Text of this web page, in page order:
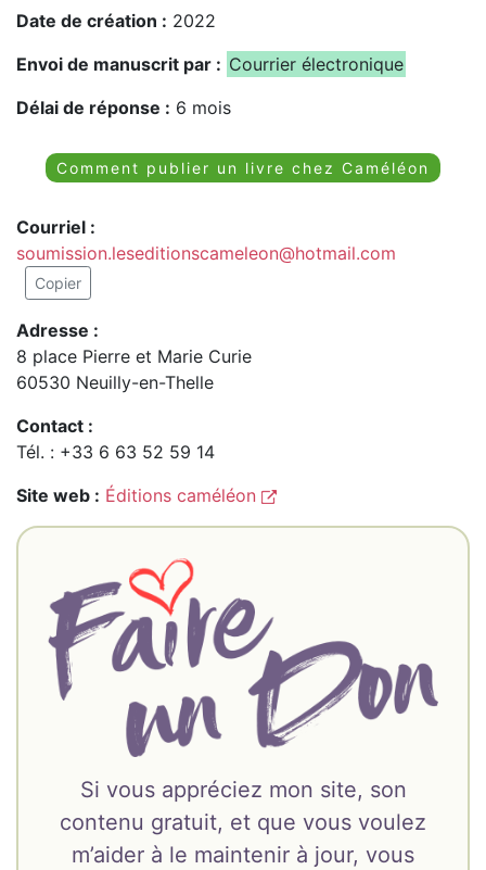
Date de création : 2022
Envoi de manuscrit par : Courrier électronique
Délai de réponse : 6 mois
Comment publier un livre chez Caméléon
Courriel :
soumission.leseditionscameleon@hotmail.com
Copier
Adresse :
8 place Pierre et Marie Curie
60530 Neuilly-en-Thelle
Contact :
Tél. : +33 6 63 52 59 14
Site web : Éditions caméléon
Si vous appréciez mon site, son
contenu gratuit, et que vous voulez
m’aider à le maintenir à jour, vous